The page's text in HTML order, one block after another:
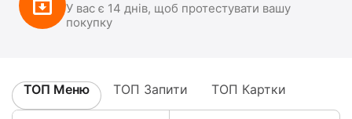
У вас є 14 днів, щоб протестувати вашу
покупку
ТОП Меню ТОП Запити ТОП Картки